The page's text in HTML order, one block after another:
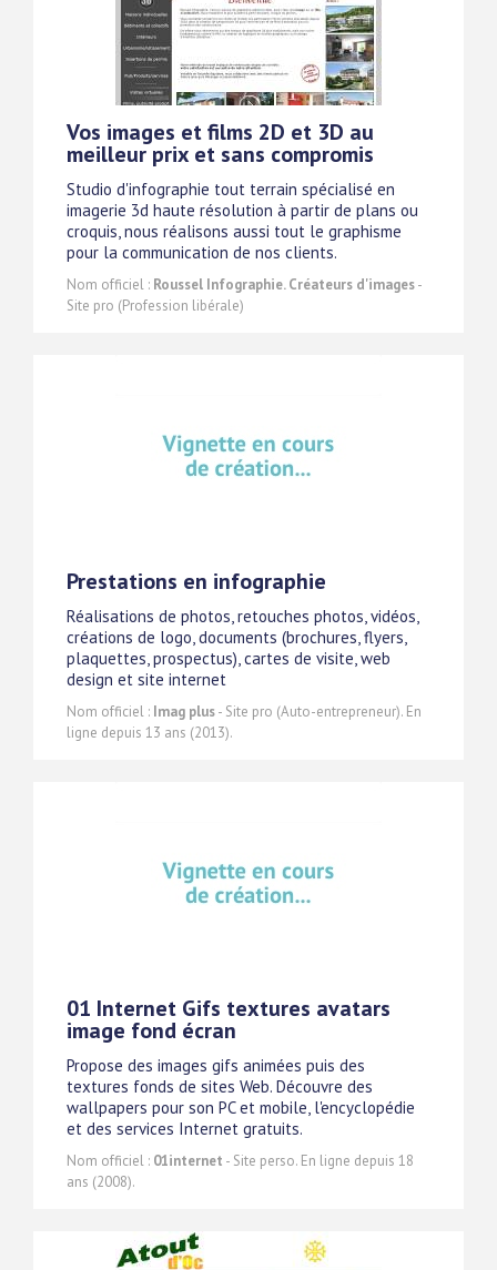
Vos images et films 2D et 3D au
meilleur prix et sans compromis
Studio d'infographie tout terrain spécialisé en
imagerie 3d haute résolution à partir de plans ou
croquis, nous réalisons aussi tout le graphisme
pour la communication de nos clients.
Nom officiel : Roussel Infographie. Créateurs d'images-
Site pro (Profession libérale)
Prestations en infographie
Réalisations de photos, retouches photos, vidéos,
créations de logo, documents (brochures, flyers,
plaquettes, prospectus), cartes de visite, web
design et site internet
Nom officiel : Imag plus- Site pro (Auto-entrepreneur). En
ligne depuis 13 ans (2013).
01 Internet Gifs textures avatars
image fond écran
Propose des images gifs animées puis des
textures fonds de sites Web. Découvre des
wallpapers pour son PC et mobile, l'encyclopédie
et des services Internet gratuits.
Nom officiel : 01internet - Site perso. En ligne depuis 18
ans (2008).